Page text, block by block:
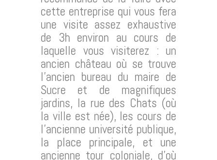
cette entreprise qui vous fera
une visite assez exhaustive
de 3h environ au cours de
laquelle vous visiterez : un
ancien château où se trouve
l’ancien bureau du maire de
Sucre et de magnifiques
jardins, la rue des Chats (où
la ville est née), les cours de
l’ancienne université publique,
la place principale, et une
ancienne tour coloniale, d’où